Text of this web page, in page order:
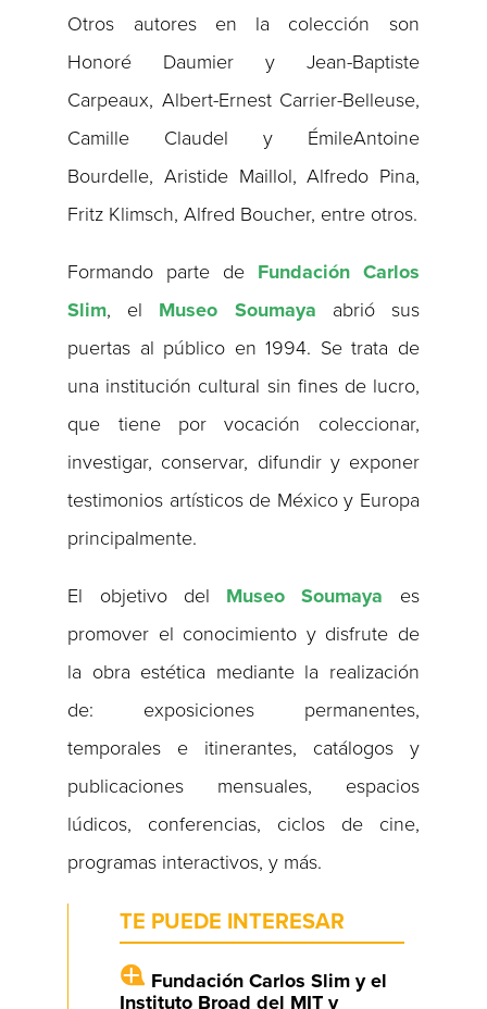
Otros autores en la colección son
Honoré Daumier y Jean-Baptiste
Carpeaux, Albert-Ernest Carrier-Belleuse,
Camille Claudel y ÉmileAntoine
Bourdelle, Aristide Maillol, Alfredo Pina,
Fritz Klimsch, Alfred Boucher, entre otros.
Formando parte de Fundación Carlos
Slim, el Museo Soumaya abrió sus
puertas al público en 1994. Se trata de
una institución cultural sin fines de lucro,
que tiene por vocación coleccionar,
investigar, conservar, difundir y exponer
testimonios artísticos de México y Europa
principalmente.
El objetivo del Museo Soumaya es
promover el conocimiento y disfrute de
la obra estética mediante la realización
de: exposiciones permanentes,
temporales e itinerantes, catálogos y
publicaciones mensuales, espacios
lúdicos, conferencias, ciclos de cine,
programas interactivos, y más.
TE PUEDE INTERESAR
Fundación Carlos Slim y el
Instituto Broad del MIT y